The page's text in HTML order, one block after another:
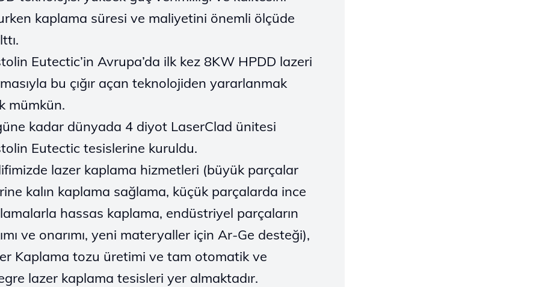
kaplama süresi ve maliyetini önemli ölçüde
Eutectic’in Avrupa’da ilk kez 8KW HPDD lazeri
bu çığır açan teknolojiden yararlanmak
mümkün.
kadar dünyada 4 diyot LaserClad ünitesi
Eutectic tesislerine kuruldu.
lazer kaplama hizmetleri (büyük parçalar
kalın kaplama sağlama, küçük parçalarda ince
hassas kaplama, endüstriyel parçaların
ve onarımı, yeni materyaller için Ar-Ge desteği),
Kaplama tozu üretimi ve tam otomatik ve
lazer kaplama tesisleri yer almaktadır.